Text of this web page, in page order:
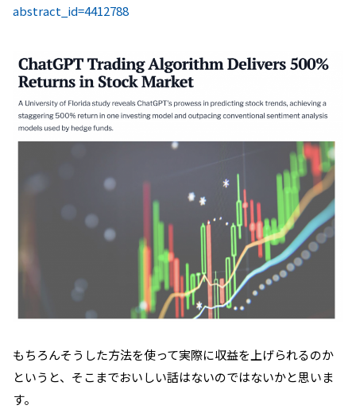
abstract_id=4412788
もちろんそうした方法を使って実際に収益を上げられるのか
というと、そこまでおいしい話はないのではないかと思いま
す。